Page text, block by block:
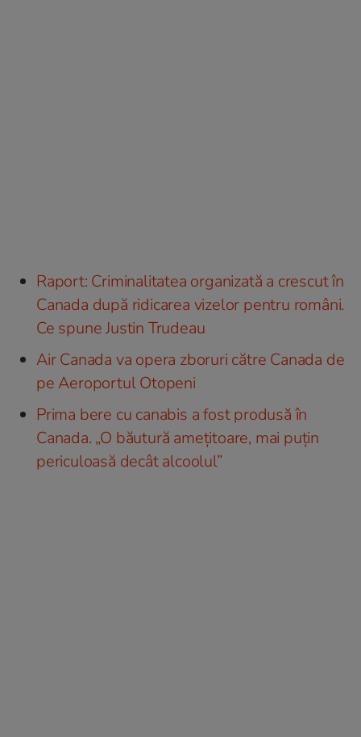
Raport: Criminalitatea organizată a crescut în
Canada după ridicarea vizelor pentru români.
Ce spune Justin Trudeau
Air Canada va opera zboruri către Canada de
pe Aeroportul Otopeni
Prima bere cu canabis a fost produsă în
Canada. „O băutură ameţitoare, mai puţin
periculoasă decât alcoolul”